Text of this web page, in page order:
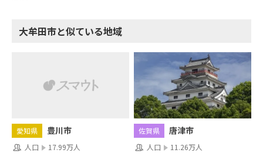
大牟田市と似ている地域
愛知県 豊川市
人口 17.99万人
佐賀県 唐津市
人口 11.26万人